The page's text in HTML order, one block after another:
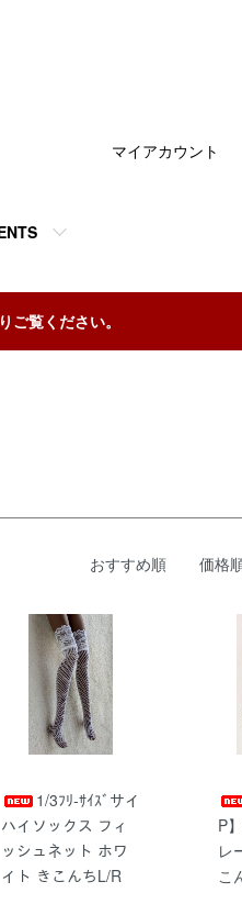
マイアカウント
覧ください。
おすすめ順 価格
1/3ﾌﾘ-ｻｲｽﾞサイ
ハイソックス フィ
ッシュネット ホワ
イト きこんちL/R
P
レ
こ